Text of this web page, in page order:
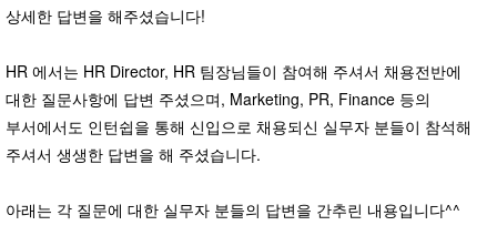
상세한 답변을 해주셨습니다!
HR 에서는 HR Director, HR 팀장님들이 참여해 주셔서 채용전반에
대한 질문사항에 답변 주셨으며, Marketing, PR, Finance 등의
부서에서도 인턴쉽을 통해 신입으로 채용되신 실무자 분들이 참석해
주셔서 생생한 답변을 해 주셨습니다.
아래는 각 질문에 대한 실무자 분들의 답변을 간추린 내용입니다^^